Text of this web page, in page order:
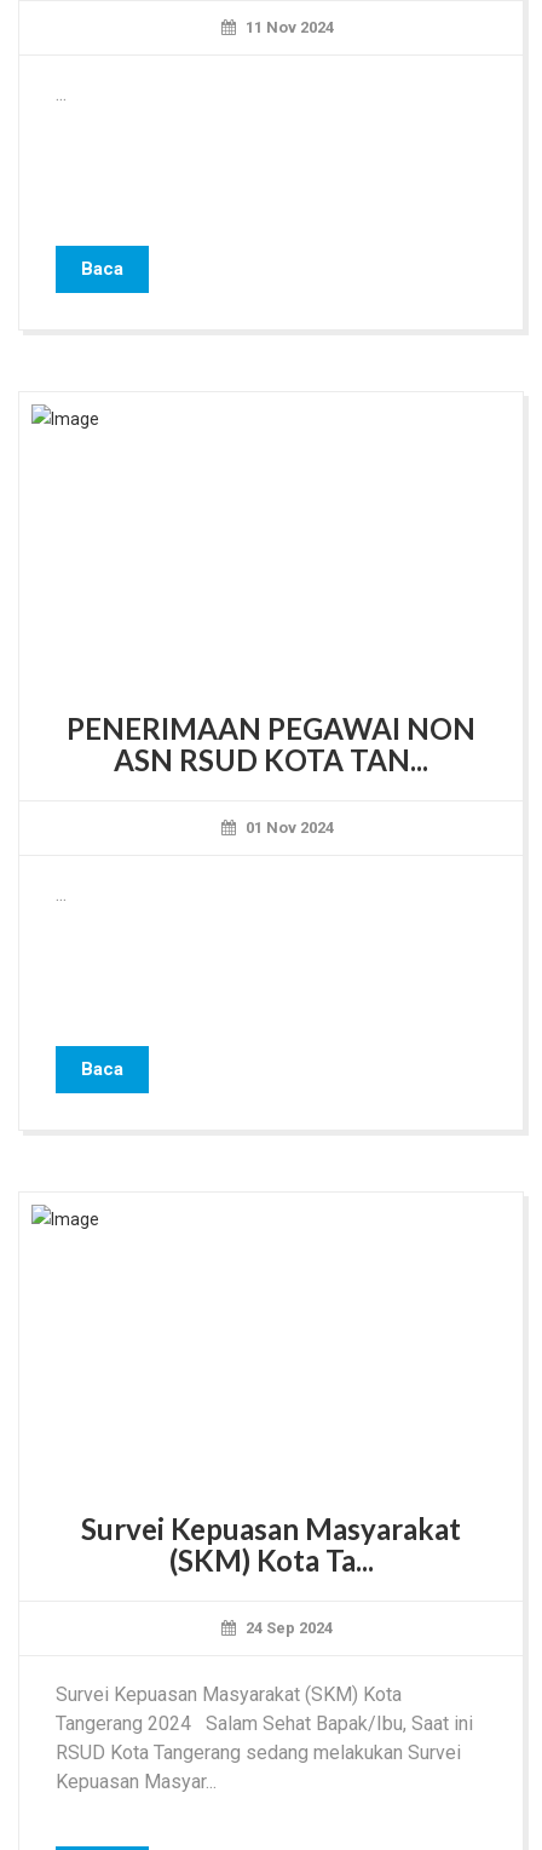
11 Nov 2024
...
Baca
PENERIMAAN PEGAWAI NON
ASN RSUD KOTA TAN...
01 Nov 2024
...
Baca
Survei Kepuasan Masyarakat
(SKM) Kota Ta...
24 Sep 2024
Survei Kepuasan Masyarakat (SKM) Kota
Tangerang 2024 Salam Sehat Bapak/Ibu, Saat ini
RSUD Kota Tangerang sedang melakukan Survei
Kepuasan Masyar...